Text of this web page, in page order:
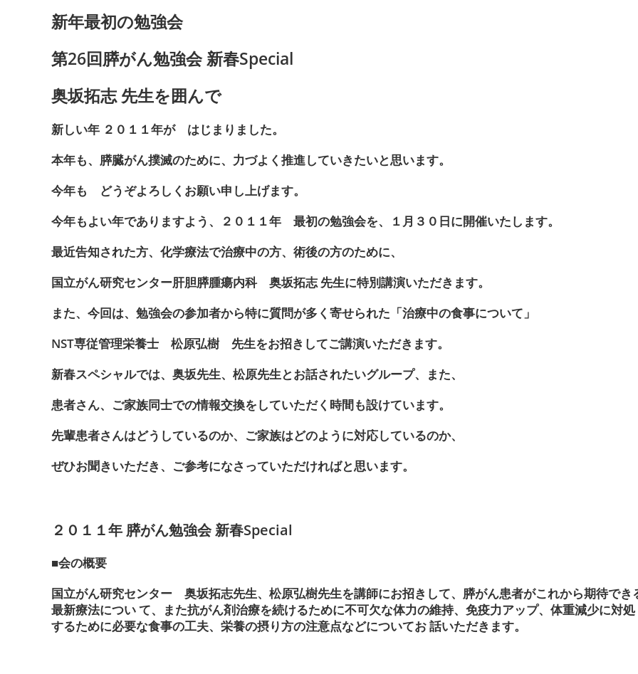
新年最初の勉強会
第26回膵がん勉強会 新春Special
奥坂拓志 先生を囲んで
新しい年 ２０１１年が はじまりました。
本年も、膵臓がん撲滅のために、力づよく推進していきたいと思います。
今年も どうぞよろしくお願い申し上げます。
今年もよい年でありますよう、２０１１年 最初の勉強会を、１月３０日に開催いたします。
最近告知された方、化学療法で治療中の方、術後の方のために、
国立がん研究センター肝胆膵腫瘍内科 奥坂拓志 先生に特別講演いただきます。
また、今回は、勉強会の参加者から特に質問が多く寄せられた「治療中の食事について」
NST専従管理栄養士 松原弘樹 先生をお招きしてご講演いただきます。
新春スペシャルでは、奥坂先生、松原先生とお話されたいグループ、また、
患者さん、ご家族同士での情報交換をしていただく時間も設けています。
先輩患者さんはどうしているのか、ご家族はどのように対応しているのか、
ぜひお聞きいただき、ご参考になさっていただければと思います。
２０１１年 膵がん勉強会 新春Special
■会の概要
国立がん研究センター 奥坂拓志先生、松原弘樹先生を講師にお招きして、膵がん患者がこれから期待でき
最新療法につい て、また抗がん剤治療を続けるために不可欠な体力の維持、免疫力アップ、体重減少に対処
するために必要な食事の工夫、栄養の摂り方の注意点などについてお 話いただきます。